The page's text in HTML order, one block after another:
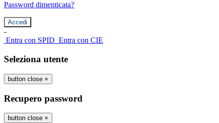
Password dimenticata?
-
Entra con SPID Entra con CIE
Seleziona utente
button close ×
Recupero password
button close ×